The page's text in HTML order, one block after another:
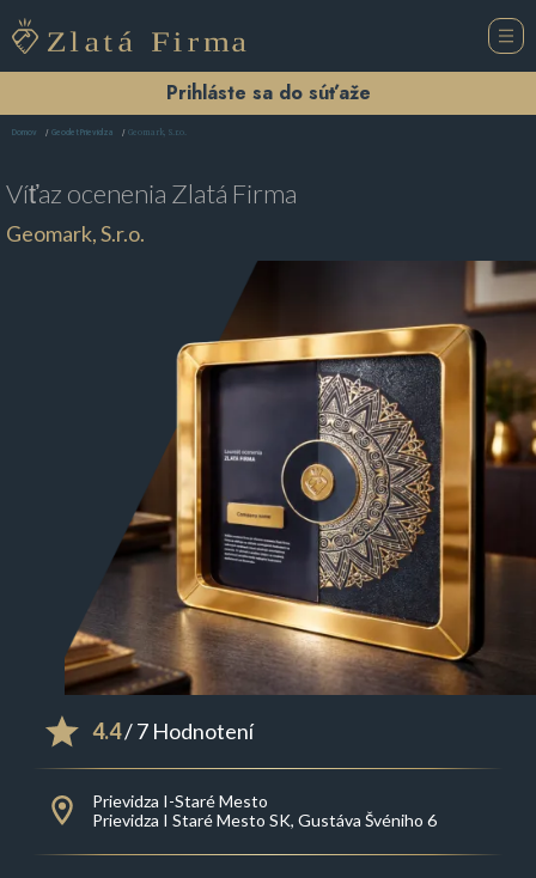
Prihláste sa do súťaže
Domov Geodet Prievidza Geomark, S.r.o.
Víťaz ocenenia Zlatá Firma
Geomark, S.r.o.
4.4/ 7 Hodnotení
Prievidza I-Staré Mesto
Prievidza I Staré Mesto SK, Gustáva Švéniho 6